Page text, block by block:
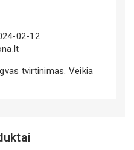
02-12
tvirtinimas. Veikia